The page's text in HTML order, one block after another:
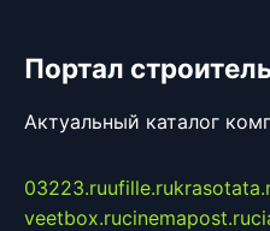
Портал
Актуальный каталог
03223.ruufille.ru
veetbox.rucinemapost.ru